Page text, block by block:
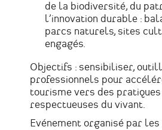
de la biodiversité, du
l’innovation durable :
parcs naturels, sites
engagés.
Objectifs : sensibiliser,
professionnels pour
tourisme vers des
respectueuses du vivant.
Evénement organisé par les